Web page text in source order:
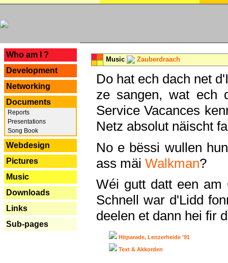
Who am I ?
Development
Networking
Documents
Reports
Presentations
Song Book
Webdesign
Pictures
Music
Downloads
Links
Sub-pages
Music Zauberdraach
Do hat ech dach net
ze sangen, wat ech
Service Vacances
Netz absolut näischt
No e bëssi wullen
ass mäi Walkman?
Wéi gutt datt een am
Schnell war d'Lidd
deelen et dann hei fir
Hitparade, Lenzerheide '91
Text & Akkorden